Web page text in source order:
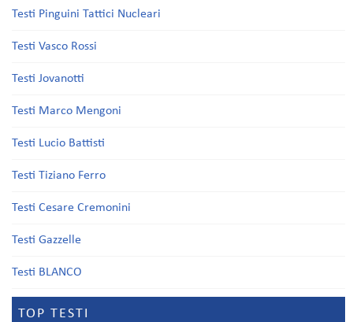
Testi Pinguini Tattici Nucleari
Testi Vasco Rossi
Testi Jovanotti
Testi Marco Mengoni
Testi Lucio Battisti
Testi Tiziano Ferro
Testi Cesare Cremonini
Testi Gazzelle
Testi BLANCO
TOP TESTI